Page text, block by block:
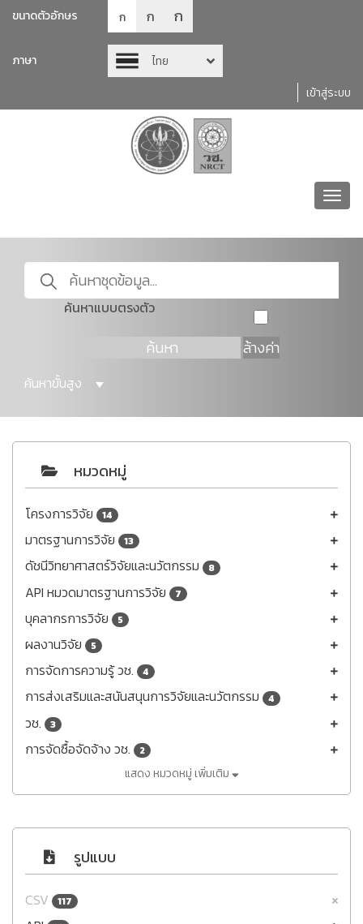
ขนาดตัวอักษร ก ก ก
ภาษา
ไทย
เข้าสู่ระบบ
ค้นหาแบบตรงตัว
ค้นหา ล้างค่า
ค้นหาขั้นสูง
หมวดหมู่
โครงการวิจัย 14
มาตรฐานการวิจัย 13
ดัชนีวิทยาศาสตร์วิจัยและนวัตกรรม 8
API หมวดมาตรฐานการวิจัย 7
บุคลากรการวิจัย 5
ผลงานวิจัย 5
การจัดการความรู้ วช. 4
การส่งเสริมและสนันสนุนการวิจัยและนวัตกรรม 4
วช. 3
การจัดซื้อจัดจ้าง วช. 2
แสดง หมวดหมู่ เพิ่มเติม
รูปแบบ
CSV 117